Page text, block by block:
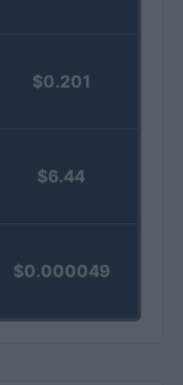
$0.201
$6.44
$0.000049